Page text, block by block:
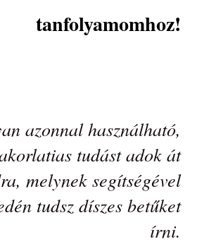
tanfolyamomhoz!
azonnal használható,
tudást adok át
melynek segítségével
tudsz díszes betűket
írni.